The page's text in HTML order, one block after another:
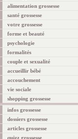
alimentation grossesse
santé grossesse
votre grossesse
forme et beauté
psychologie
formalités
couple et sexualité
accueillir bébé
accouchement
vie sociale
shopping grossesse
infos grossesse
dossiers grossesse
articles grossesse
quizz grossesse